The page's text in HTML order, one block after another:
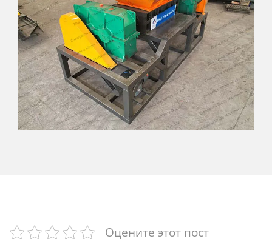
Оцените этот пост